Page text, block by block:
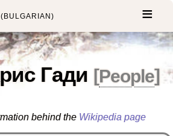
(BULGARIAN)
Гади [People]
behind the Wikipedia page